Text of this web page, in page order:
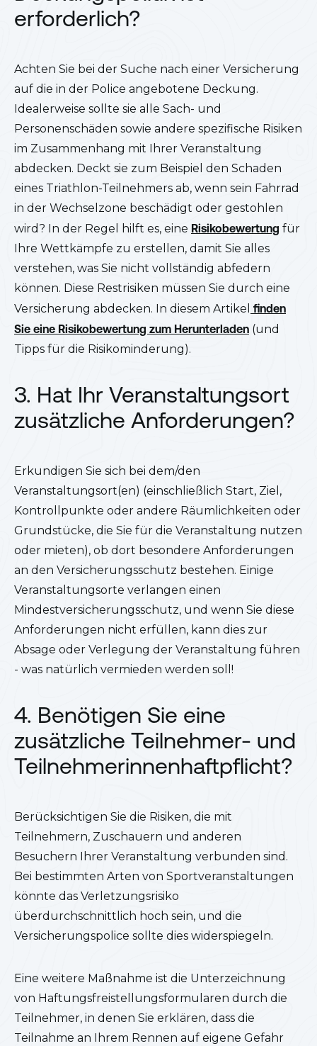
erforderlich?
Achten Sie bei der Suche nach einer Versicherung
auf die in der Police angebotene Deckung.
Idealerweise sollte sie alle Sach- und
Personenschäden sowie andere spezifische Risiken
im Zusammenhang mit Ihrer Veranstaltung
abdecken. Deckt sie zum Beispiel den Schaden
eines Triathlon-Teilnehmers ab, wenn sein Fahrrad
in der Wechselzone beschädigt oder gestohlen
wird? In der Regel hilft es, eine Risikobewertung für
Ihre Wettkämpfe zu erstellen, damit Sie alles
verstehen, was Sie nicht vollständig abfedern
können. Diese Restrisiken müssen Sie durch eine
Versicherung abdecken. In diesem Artikel finden
Sie eine Risikobewertung zum Herunterladen (und
Tipps für die Risikominderung).
3. Hat Ihr Veranstaltungsort
zusätzliche Anforderungen?
Erkundigen Sie sich bei dem/den
Veranstaltungsort(en) (einschließlich Start, Ziel,
Kontrollpunkte oder andere Räumlichkeiten oder
Grundstücke, die Sie für die Veranstaltung nutzen
oder mieten), ob dort besondere Anforderungen
an den Versicherungsschutz bestehen. Einige
Veranstaltungsorte verlangen einen
Mindestversicherungsschutz, und wenn Sie diese
Anforderungen nicht erfüllen, kann dies zur
Absage oder Verlegung der Veranstaltung führen
- was natürlich vermieden werden soll!
4. Benötigen Sie eine
zusätzliche Teilnehmer- und
Teilnehmerinnenhaftpflicht?
Berücksichtigen Sie die Risiken, die mit
Teilnehmern, Zuschauern und anderen
Besuchern Ihrer Veranstaltung verbunden sind.
Bei bestimmten Arten von Sportveranstaltungen
könnte das Verletzungsrisiko
überdurchschnittlich hoch sein, und die
Versicherungspolice sollte dies widerspiegeln.
Eine weitere Maßnahme ist die Unterzeichnung
von Haftungsfreistellungsformularen durch die
Teilnehmer, in denen Sie erklären, dass die
Teilnahme an Ihrem Rennen auf eigene Gefahr